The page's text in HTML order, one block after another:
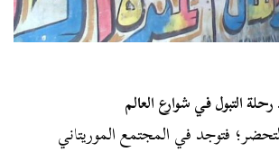
التبول في شوارع العالم
فتوجد في المجتمع الموريتاني